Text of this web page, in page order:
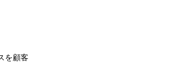
を顧客